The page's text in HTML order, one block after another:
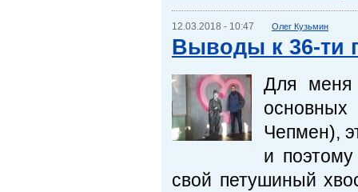
12.03.2018 - 10:47 Олег Кузьмин
Выводы к 36-ти
Для меня
Чепмен),
и
свой петушиный